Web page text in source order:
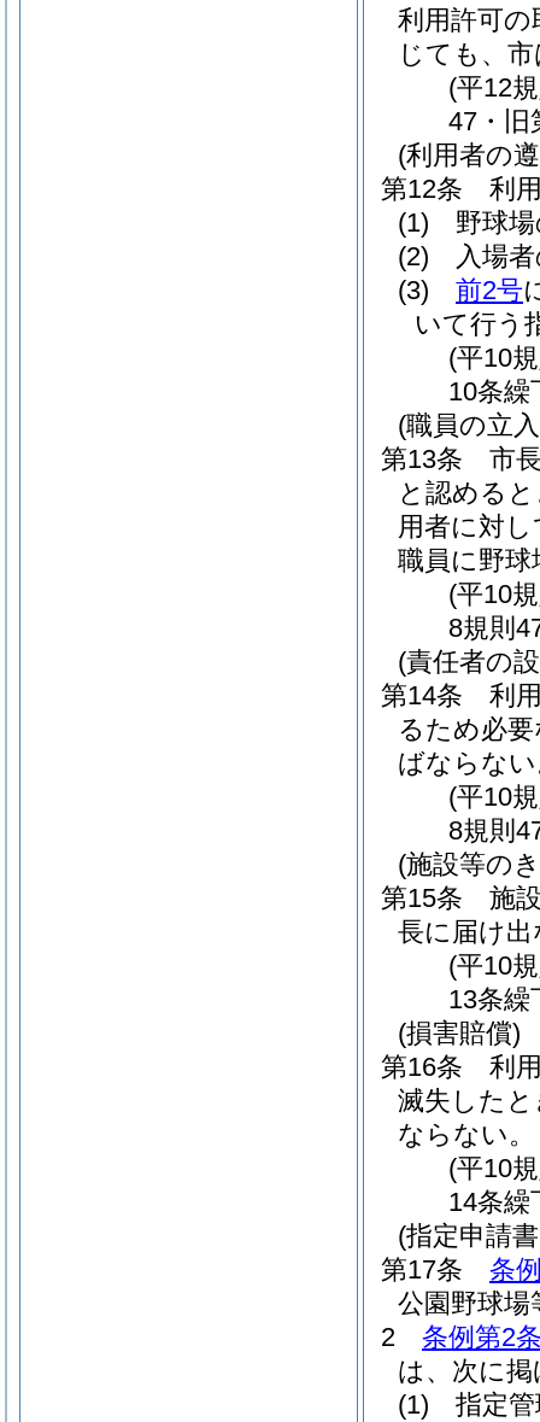
利用許可
じても、
(平12
47・旧
(利用者の
第12条
利
(1)
野球
(2)
入場
(3)
前2号
いて行う
(平10
10条繰
(職員の立
第13条
市
と認める
用者に対
職員に野
(平10
8規則
(責任者の
第14条
利
るため必
ばならな
(平10
8規則
(施設等の
第15条
施
長に届け
(平10
13条繰
(損害賠償)
第16条
利
滅失した
ならない。
(平10
14条繰
(指定申請
第17条
条
公園野球場
2
条例第2
は、次に
(1)
指定